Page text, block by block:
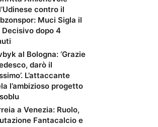
contro il
Muci Sigla il
Decisivo dopo 4
al Bologna: ‘Grazie
darò il
L’attaccante
l’ambizioso progetto
a Venezia: Ruolo,
Fantacalcio e